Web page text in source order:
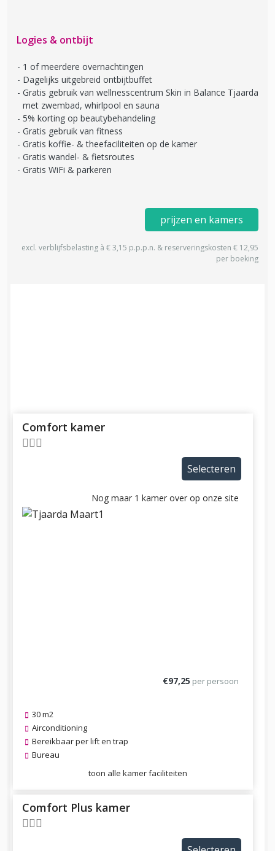
Logies & ontbijt
1 of meerdere overnachtingen
Dagelijks uitgebreid ontbijtbuffet
Gratis gebruik van wellnesscentrum Skin in Balance Tjaarda
met zwembad, whirlpool en sauna
5% korting op beautybehandeling
Gratis gebruik van fitness
Gratis koffie- & theefaciliteiten op de kamer
Gratis wandel- & fietsroutes
Gratis WiFi & parkeren
prijzen en kamers
excl. verblijfsbelasting à € 3,15 p.p.p.n. & reserveringskosten € 12,95
per boeking
Comfort kamer
Selecteren
Nog maar 1 kamer over op onze site
€97,25 per persoon
30 m2
Airconditioning
Bereikbaar per lift en trap
Bureau
toon alle kamer faciliteiten
Comfort Plus kamer